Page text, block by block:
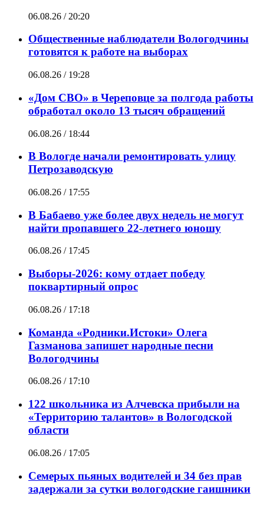
06.08.26 / 20:20
Общественные наблюдатели Вологодчины
готовятся к работе на выборах
06.08.26 / 19:28
«Дом СВО» в Череповце за полгода работы
обработал около 13 тысяч обращений
06.08.26 / 18:44
В Вологде начали ремонтировать улицу
Петрозаводскую
06.08.26 / 17:55
В Бабаево уже более двух недель не могут
найти пропавшего 22-летнего юношу
06.08.26 / 17:45
Выборы-2026: кому отдает победу
поквартирный опрос
06.08.26 / 17:18
Команда «Родники.Истоки» Олега
Газманова запишет народные песни
Вологодчины
06.08.26 / 17:10
122 школьника из Алчевска прибыли на
«Территорию талантов» в Вологодской
области
06.08.26 / 17:05
Семерых пьяных водителей и 34 без прав
задержали за сутки вологодские гаишники